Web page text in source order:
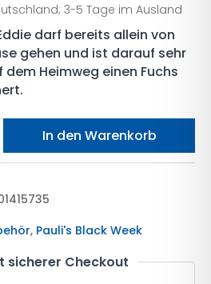
3-5 Tage im Ausland
darf bereits allein von
gehen und ist darauf sehr
Heimweg einen Fuchs
"Eddie sagt Nein" Menge
In den Warenkorb
, Pauli's Black Week
sicherer Checkout